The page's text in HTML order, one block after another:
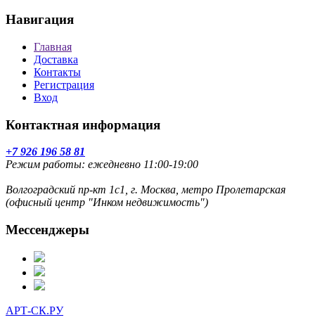
Навигация
Главная
Доставка
Контакты
Регистрация
Вход
Контактная информация
+7 926 196 58 81
Режим работы: ежедневно 11:00-19:00
Волгоградский пр-кт 1с1, г. Москва, метро Пролетарская
(офисный центр "Инком недвижимость")
Мессенджеры
АРТ-СК.РУ